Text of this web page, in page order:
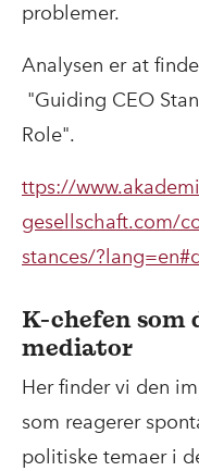
problemer.
Analysen er at
"Guiding CEO
Role".
ttps://
gesellschaft.com/
stances/
K-chefen som
mediator
Her finder vi den
som reagerer
politiske temaer i